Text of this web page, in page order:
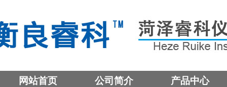
网站首页 公司简介 产品中心